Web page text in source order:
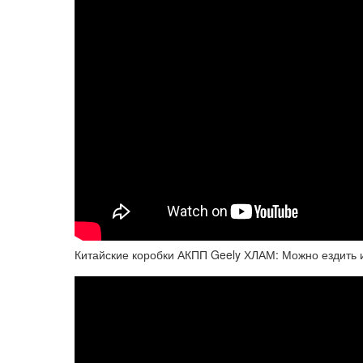
Китайские коробки АКПП Geely ХЛАМ: Можно ездить